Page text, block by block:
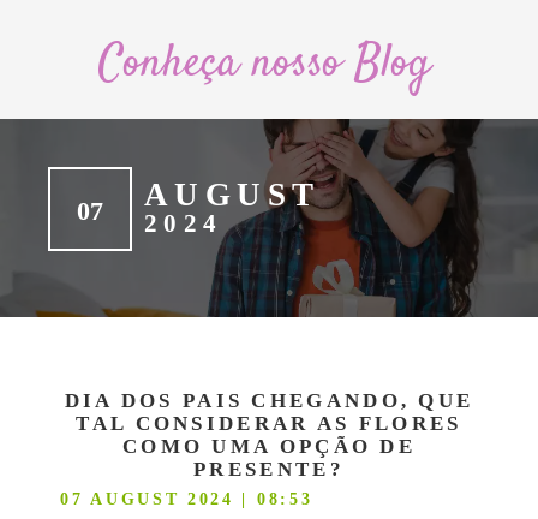
Conheça nosso Blog
07 AUGUST
2024
DIA DOS PAIS CHEGANDO, QUE
TAL CONSIDERAR AS FLORES
COMO UMA OPÇÃO DE
PRESENTE?
07 AUGUST 2024 | 08:53